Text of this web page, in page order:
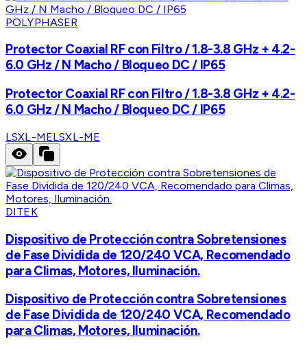
POLYPHASER
Protector Coaxial RF con Filtro / 1.8-3.8 GHz + 4.2-
6.0 GHz / N Macho / Bloqueo DC / IP65
Protector Coaxial RF con Filtro / 1.8-3.8 GHz + 4.2-
6.0 GHz / N Macho / Bloqueo DC / IP65
LSXL-MELSXL-ME
DITEK
Dispositivo de Protección contra Sobretensiones
de Fase Dividida de 120/240 VCA, Recomendado
para Climas, Motores, Iluminación.
Dispositivo de Protección contra Sobretensiones
de Fase Dividida de 120/240 VCA, Recomendado
para Climas, Motores, Iluminación.